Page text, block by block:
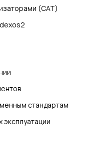
(CAT)
стандартам